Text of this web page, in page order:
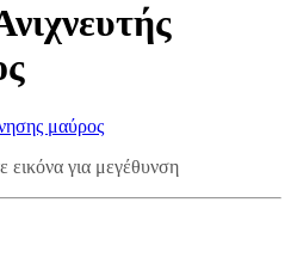
για μεγέθυνση